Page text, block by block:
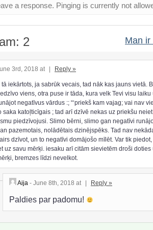
a response. Pinging is currently not
2 Man ir
3rd, 2018 at Reply »
tā iekārtots, ja sabrūk vecais, tad nāk kas jauns vietā.
viens, otra puse ir tāda, kura velk Tevi visu laiku
negatīvus vārdus :; “‘priekš kam vajag; vai nav
saka katoļticīgais ; tad arī dzīvē nekas uz priekšu
piedzīvojusi. Slimo bērni, slimo gan negatīvi
pazemotais, nolādētais dzinējspēks. Tad nav
dzīvot, un to negatīvi domājošo mīlēt. Var tik
uz savu mērķi. iesaku arī citām sievietēm droši doties
bremzes līdzi nevelkot.
Aija - June 8th, 2018 at Reply »
Paldies par padomu!